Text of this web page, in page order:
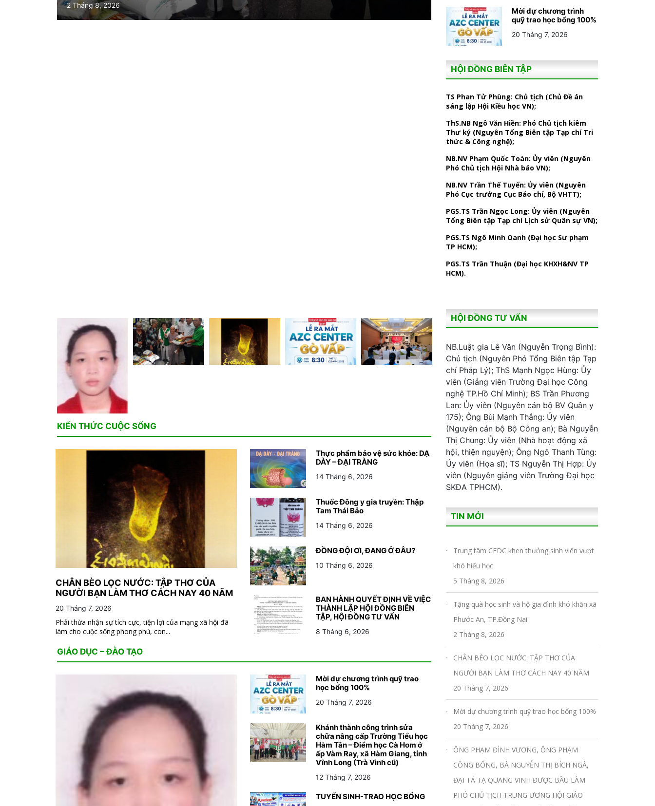
2 Tháng 8, 2026 20 Tháng 7, 2026
KIẾN THỨC CUỘC SỐNG
CHÂN BÈO LỌC NƯỚC: TẬP THƠ CỦA
NGƯỜI BẠN LÀM THƠ CÁCH NAY 40 NĂM
20 Tháng 7, 2026
Phải thừa nhận sự tích cực, tiện lợi của mạng xã hội đã
làm cho cuộc sống phong phú, con...
Thực phẩm bảo vệ sức khỏe: DẠ
DÀY – ĐẠI TRÀNG
14 Tháng 6, 2026
Thuốc Đông y gia truyền: Thập
Tam Thái Bảo
14 Tháng 6, 2026
ĐỒNG ĐỘI ƠI, ĐANG Ở ĐÂU?
10 Tháng 6, 2026
BAN HÀNH QUYẾT ĐỊNH VỀ VIỆC
THÀNH LẬP HỘI ĐỒNG BIÊN
TẬP, HỘI ĐỒNG TƯ VẤN
8 Tháng 6, 2026
GIÁO DỤC – ĐÀO TẠO
Mời dự chương trình quỹ trao
học bổng 100%
20 Tháng 7, 2026
Khánh thành công trình sửa
chữa nâng cấp Trường Tiểu học
Hàm Tân – Điểm học Cà Hom ở
ấp Vàm Ray, xã Hàm Giang, tỉnh
Vĩnh Long (Trà Vinh cũ)
12 Tháng 7, 2026
TUYỂN SINH-TRAO HỌC BỔNG
Mời dự chương trình
quỹ trao học bổng 100%
20 Tháng 7, 2026
HỘI ĐỒNG BIÊN TẬP
TS Phan Tử Phùng: Chủ tịch (Chủ Đề án
sáng lập Hội Kiều học VN);
ThS.NB Ngô Văn Hiền: Phó Chủ tịch kiêm
Thư ký (Nguyên Tổng Biên tập Tạp chí Tri
thức & Công nghệ);
NB.NV Phạm Quốc Toàn: Ủy viên (Nguyên
Phó Chủ tịch Hội Nhà báo VN);
NB.NV Trần Thế Tuyển: Ủy viên (Nguyên
Phó Cục trưởng Cục Báo chí, Bộ VHTT);
PGS.TS Trần Ngọc Long: Ủy viên (Nguyên
Tổng Biên tập Tạp chí Lịch sử Quân sự VN);
PGS.TS Ngô Minh Oanh (Đại học Sư phạm
TP HCM);
PGS.TS Trần Thuận (Đại học KHXH&NV TP
HCM).
HỘI ĐỒNG TƯ VẤN
NB.Luật gia Lê Văn (Nguyễn Trọng Bình):
Chủ tịch (Nguyên Phó Tổng Biên tập Tạp
chí Pháp Lý); ThS Mạnh Ngọc Hùng: Ủy
viên (Giảng viên Trường Đại học Công
nghệ TP.Hồ Chí Minh); BS Trần Phương
Lan: Ủy viên (Nguyên cán bộ BV Quân y
175); Ông Bùi Mạnh Thắng: Ủy viên
(Nguyên cán bộ Bộ Công an); Bà Nguyễn
Thị Chung: Ủy viên (Nhà hoạt động xã
hội, thiện nguyện); Ông Ngô Thanh Tùng:
Ủy viên (Họa sĩ); TS Nguyễn Thị Hợp: Ủy
viên (Nguyên giảng viên Trường Đại học
SKĐA TPHCM).
TIN MỚI
Trung tâm CEDC khen thưởng sinh viên vượt
khó hiếu học
5 Tháng 8, 2026
Tặng quà học sinh và hộ gia đình khó khăn xã
Phước An, TP.Đồng Nai
2 Tháng 8, 2026
CHÂN BÈO LỌC NƯỚC: TẬP THƠ CỦA
NGƯỜI BẠN LÀM THƠ CÁCH NAY 40 NĂM
20 Tháng 7, 2026
Mời dự chương trình quỹ trao học bổng 100%
20 Tháng 7, 2026
ÔNG PHẠM ĐÌNH VƯƠNG, ÔNG PHẠM
CÔNG BỔNG, BÀ NGUYỄN THỊ BÍCH NGÀ,
ĐẠI TÁ TẠ QUANG VINH ĐƯỢC BẦU LÀM
PHÓ CHỦ TỊCH TRUNG ƯƠNG HỘI GIÁO